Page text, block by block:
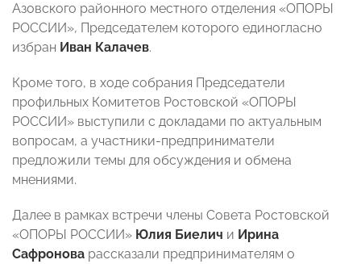
Азовского районного местного отделения «ОПОРЫ
РОССИИ», Председателем которого единогласно
избран Иван Калачев.
Кроме того, в ходе собрания Председатели
профильных Комитетов Ростовской «ОПОРЫ
РОССИИ» выступили с докладами по актуальным
вопросам, а участники-предприниматели
предложили темы для обсуждения и обмена
мнениями.
Далее в рамках встречи члены Совета Ростовской
«ОПОРЫ РОССИИ» Юлия Биелич и Ирина
Сафронова рассказали предпринимателям о